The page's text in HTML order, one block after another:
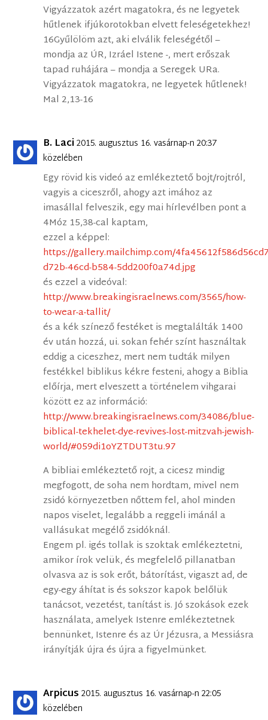
Vigyázzatok azért magatokra, és ne legyetek
hűtlenek ifjúkorotokban elvett feleségetekhez!
16Gyűlölöm azt, aki elválik feleségétől –
mondja az ÚR, Izráel Istene -, mert erőszak
tapad ruhájára – mondja a Seregek URa.
Vigyázzatok magatokra, ne legyetek hűtlenek!
Mal 2,13-16
B. Laci2015. augusztus 16. vasárnap-n 20:37
közelében
Egy rövid kis videó az emlékeztető bojt/rojtról,
vagyis a ciceszről, ahogy azt imához az
imasállal felveszik, egy mai hírlevélben pont a
4Móz 15,38-cal kaptam,
ezzel a képpel:
https://gallery.mailchimp.com/
d72b-46cd-b584-5dd200f0a74d.jpg
és ezzel a videóval:
http://www.breakingisraelnews.com/3565/how-
to-wear-a-tallit/
és a kék színező festéket is megtalálták 1400
év után hozzá, ui. sokan fehér színt használtak
eddig a ciceszhez, mert nem tudták milyen
festékkel biblikus kékre festeni, ahogy a Biblia
előírja, mert elveszett a történelem vihgarai
között ez az információ:
http://www.breakingisraelnews.com/34086/blue-
biblical-tekhelet-dye-revives-lost-mitzvah-jewish-
world/#059di1oYZTDUT3tu.97
A bibliai emlékeztető rojt, a cicesz mindig
megfogott, de soha nem hordtam, mivel nem
zsidó környezetben nőttem fel, ahol minden
napos viselet, legalább a reggeli imánál a
vallásukat megélő zsidóknál.
Engem pl. igés tollak is szoktak emlékeztetni,
amikor írok velük, és megfelelő pillanatban
olvasva az is sok erőt, bátorítást, vigaszt ad, de
egy-egy áhítat is és sokszor kapok belőlük
tanácsot, vezetést, tanítást is. Jó szokások ezek
használata, amelyek Istenre emlékeztetnek
bennünket, Istenre és az Úr Jézusra, a Messiásra
irányítják újra és újra a figyelmünket.
Arpicus 2015. augusztus 16. vasárnap-n 22:05
közelében